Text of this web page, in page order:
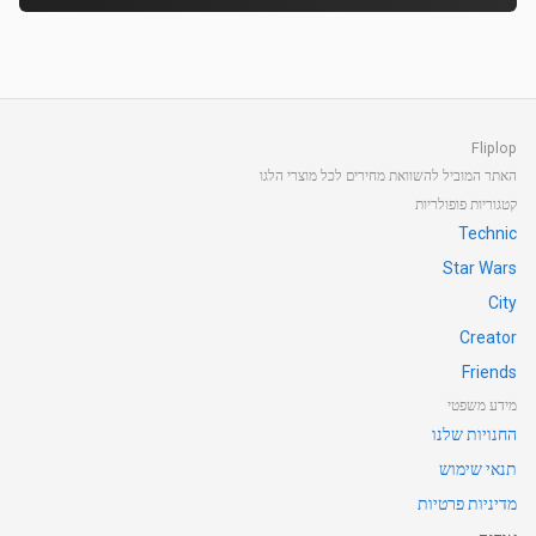
Fliplop
האתר המוביל להשוואת מחירים לכל מוצרי הלגו
קטגוריות פופולריות
Technic
Star Wars
City
Creator
Friends
מידע משפטי
החנויות שלנו
תנאי שימוש
מדיניות פרטיות